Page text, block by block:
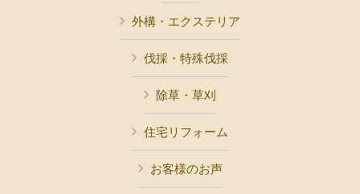
外構・エクステリア
伐採・特殊伐採
除草・草刈
住宅リフォーム
お客様のお声